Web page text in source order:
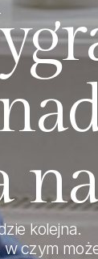
gr
a
n
kolejna.
czym